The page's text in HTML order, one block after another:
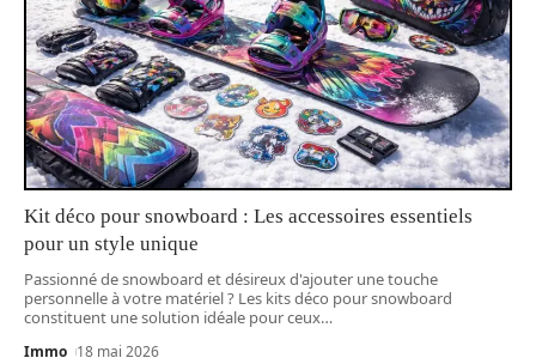
Kit déco pour snowboard : Les accessoires essentiels
pour un style unique
Passionné de snowboard et désireux d'ajouter une touche
personnelle à votre matériel ? Les kits déco pour snowboard
constituent une solution idéale pour ceux…
Immo 18 mai 2026